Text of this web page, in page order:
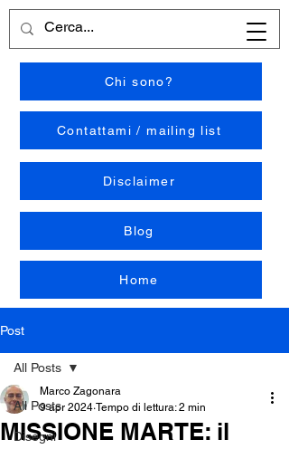
Contattami / mailing list
Chi sono?
Disclaimer
Home
Blog
Post
All Posts
Disegni
All Posts
MISSIONE MARTE: il
Marco Zagonara
9 apr 2024 Tempo di lettura: 2 min